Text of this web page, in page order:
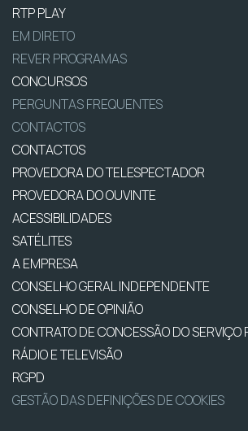
RTP PLAY
EM DIRETO
REVER PROGRAMAS
CONCURSOS
PERGUNTAS FREQUENTES
CONTACTOS
CONTACTOS
PROVEDORA DO TELESPECTADOR
PROVEDORA DO OUVINTE
ACESSIBILIDADES
SATÉLITES
A EMPRESA
CONSELHO GERAL INDEPENDENTE
CONSELHO DE OPINIÃO
CONTRATO DE CONCESSÃO DO SERVIÇO
RÁDIO E TELEVISÃO
RGPD
GESTÃO DAS DEFINIÇÕES DE COOKIES